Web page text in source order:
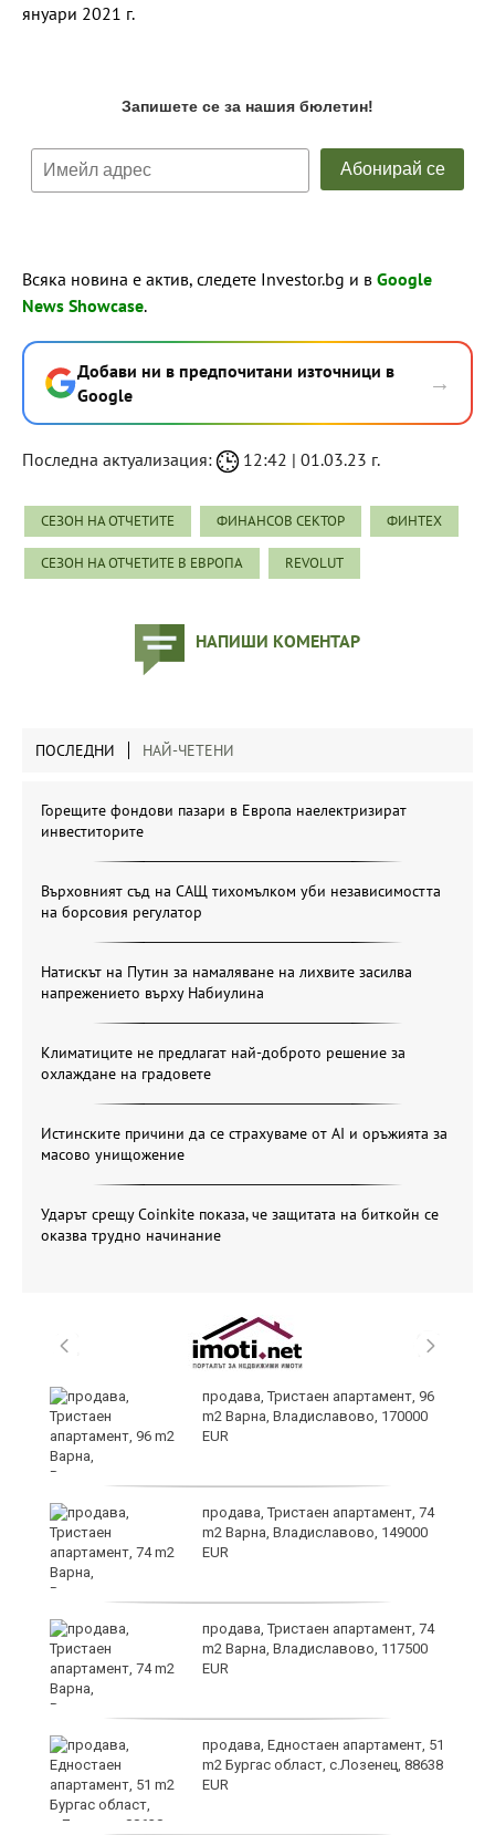
януари 2021 г.
Всяка новина е актив, следете Investor.bg и в Google
News Showcase.
Добави ни в предпочитани източници в
Google
→
Последна актуализация: 12:42 | 01.03.23 г.
СЕЗОН НА ОТЧЕТИТЕ ФИНАНСОВ СЕКТОР ФИНТЕХ
СЕЗОН НА ОТЧЕТИТЕ В ЕВРОПА REVOLUT
НАПИШИ КОМЕНТАР
ПОСЛЕДНИ НАЙ-ЧЕТЕНИ
Горещите фондови пазари в Европа наелектризират
инвеститорите
Върховният съд на САЩ тихомълком уби независимостта
на борсовия регулатор
Натискът на Путин за намаляване на лихвите засилва
напрежението върху Набиулина
Климатиците не предлагат най-доброто решение за
охлаждане на градовете
Истинските причини да се страхуваме от AI и оръжията за
масово унищожение
Ударът срещу Coinkite показа, че защитата на биткойн се
оказва трудно начинание
продава, Тристаен апартамент, 96
m2 Варна, Владиславово, 170000
EUR
продава, Тристаен апартамент, 74
m2 Варна, Владиславово, 149000
EUR
продава, Тристаен апартамент, 74
m2 Варна, Владиславово, 117500
EUR
продава, Едностаен апартамент, 51
m2 Бургас област, с.Лозенец, 88638
EUR